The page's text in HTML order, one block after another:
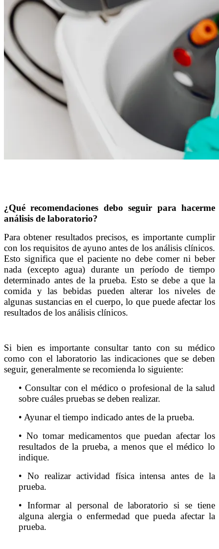
¿Qué recomendaciones debo seguir para hacerme
análisis de laboratorio?
Para obtener resultados precisos, es importante cumplir
con los requisitos de ayuno antes de los análisis clínicos.
Esto significa que el paciente no debe comer ni beber
nada (excepto agua) durante un período de tiempo
determinado antes de la prueba. Esto se debe a que la
comida y las bebidas pueden alterar los niveles de
algunas sustancias en el cuerpo, lo que puede afectar los
resultados de los análisis clínicos.
Si bien es importante consultar tanto con su médico
como con el laboratorio las indicaciones que se deben
seguir, generalmente se recomienda lo siguiente:
• Consultar con el médico o profesional de la salud
sobre cuáles pruebas se deben realizar.
• Ayunar el tiempo indicado antes de la prueba.
• No tomar medicamentos que puedan afectar los
resultados de la prueba, a menos que el médico lo
indique.
• No realizar actividad física intensa antes de la
prueba.
• Informar al personal de laboratorio si se tiene
alguna alergia o enfermedad que pueda afectar la
prueba.